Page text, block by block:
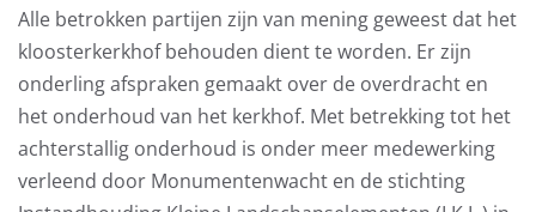
Alle betrokken partijen zijn van mening geweest dat het
kloosterkerkhof behouden dient te worden. Er zijn
onderling afspraken gemaakt over de overdracht en
het onderhoud van het kerkhof. Met betrekking tot het
achterstallig onderhoud is onder meer medewerking
verleend door Monumentenwacht en de stichting